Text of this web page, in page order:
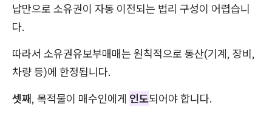
납만으로 소유권이 자동 이전되는 법리 구성이 어렵습니
다.
따라서 소유권유보부매매는 원칙적으로 동산(기계, 장비,
차량 등)에 한정됩니다.
셋째, 목적물이 매수인에게 인도되어야 합니다.